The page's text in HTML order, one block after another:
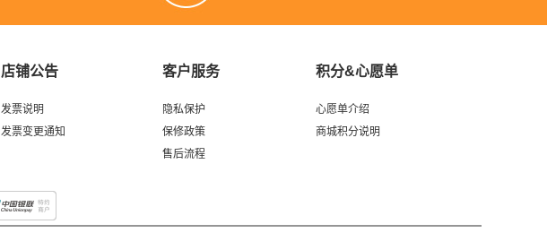
店铺公告
发票说明
发票变更通知
客户服务
隐私保护
保修政策
售后流程
积分&心愿单
心愿单介绍
商城积分说明